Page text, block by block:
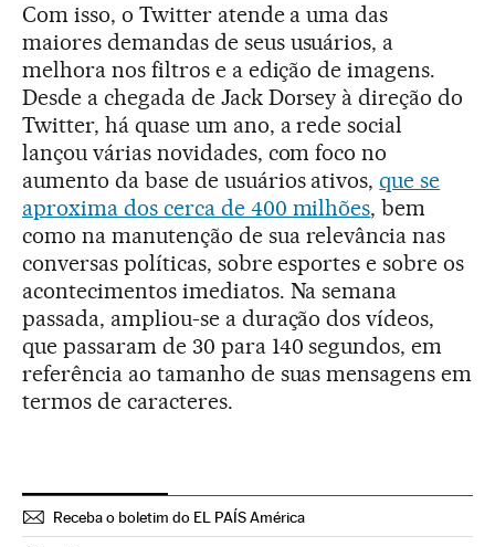
Com isso, o Twitter atende a uma das
maiores demandas de seus usuários, a
melhora nos filtros e a edição de imagens.
Desde a chegada de Jack Dorsey à direção do
Twitter, há quase um ano, a rede social
lançou várias novidades, com foco no
aumento da base de usuários ativos,que se
aproxima dos cerca de 400 milhões, bem
como na manutenção de sua relevância nas
conversas políticas, sobre esportes e sobre os
acontecimentos imediatos. Na semana
passada, ampliou-se a duração dos vídeos,
que passaram de 30 para 140 segundos, em
referência ao tamanho de suas mensagens em
termos de caracteres.
Receba o boletim do EL PAÍS América